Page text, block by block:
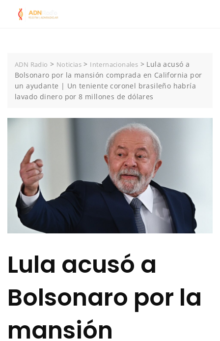
ADN Radio > Noticias > Internacionales > Lula acusó a
Bolsonaro por la mansión comprada en California por
un ayudante | Un teniente coronel brasileño habría
lavado dinero por 8 millones de dólares
Lula acusó a
Bolsonaro por la
mansión